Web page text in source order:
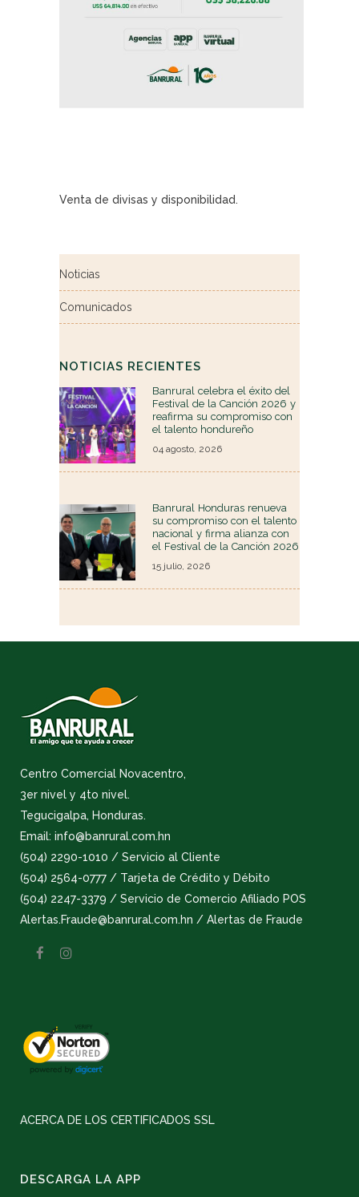
Venta de divisas y disponibilidad.
Noticias
Comunicados
NOTICIAS RECIENTES
Banrural celebra el éxito del
Festival de la Canción 2026 y
reafirma su compromiso con
el talento hondureño
04 agosto, 2026
Banrural Honduras renueva
su compromiso con el talento
nacional y firma alianza con
el Festival de la Canción 2026
15 julio, 2026
Centro Comercial Novacentro,
3er nivel y 4to nivel.
Tegucigalpa, Honduras.
Email: info@banrural.com.hn
(504) 2290-1010 / Servicio al Cliente
(504) 2564-0777 / Tarjeta de Crédito y Débito
(504) 2247-3379 / Servicio de Comercio Afiliado POS
Alertas.Fraude@banrural.com.hn / Alertas de Fraude
ACERCA DE LOS CERTIFICADOS SSL
DESCARGA LA APP